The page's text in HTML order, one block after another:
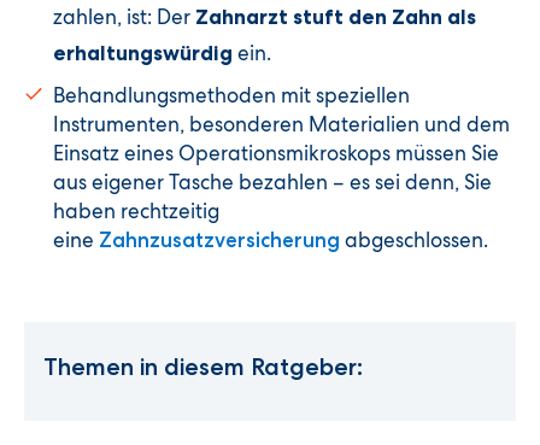
zahlen, ist: Der Zahnarzt stuft den Zahn als
erhaltungswürdig ein.
Behandlungsmethoden mit speziellen
Instrumenten, besonderen Materialien und dem
Einsatz eines Operationsmikroskops müssen Sie
aus eigener Tasche bezahlen – es sei denn, Sie
haben rechtzeitig
eine Zahnzusatzversicherung abgeschlossen.
Themen in diesem Ratgeber: